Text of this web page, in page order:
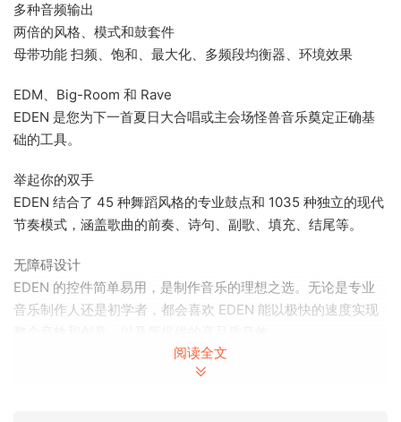
多种音频输出
两倍的风格、模式和鼓套件
母带功能 扫频、饱和、最大化、多频段均衡器、环境效果
EDM、Big-Room 和 Rave
EDEN 是您为下一首夏日大合唱或主会场怪兽音乐奠定正确基
础的工具。
举起你的双手
EDEN 结合了 45 种舞蹈风格的专业鼓点和 1035 种独立的现代
节奏模式，涵盖歌曲的前奏、诗句、副歌、填充、结尾等。
无障碍设计
EDEN 的控件简单易用，是制作音乐的理想之选。无论是专业
音乐制作人还是初学者，都会喜欢 EDEN 能以极快的速度实现
阅读全文